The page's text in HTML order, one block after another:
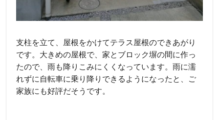
支柱を立て、屋根をかけてテラス屋根のできあがり
です。大きめの屋根で、家とブロック塀の間に作っ
たので、雨も降りこみにくくなっています。雨に濡
れずに自転車に乗り降りできるようになったと、ご
家族にも好評だそうです。